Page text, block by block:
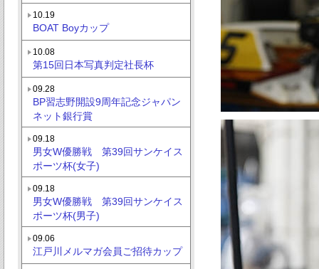
10.19
BOAT Boyカップ
10.08
第15回日本写真判定社長杯
09.28
BP習志野開設9周年記念ジャパン
ネット銀行賞
09.18
男女W優勝戦 第39回サンケイス
ポーツ杯(女子)
09.18
男女W優勝戦 第39回サンケイス
ポーツ杯(男子)
09.06
江戸川メルマガ会員ご招待カップ